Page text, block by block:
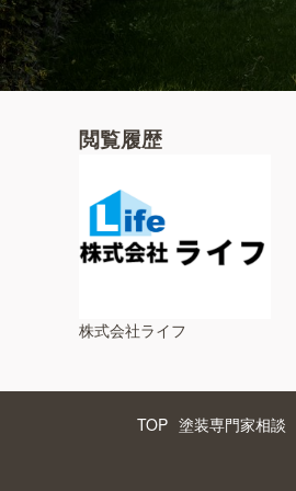
閲覧履歴
株式会社ライフ
TOP 塗装専門家相談